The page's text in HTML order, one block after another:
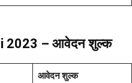
2023 – आवेदन शुल्क
आवेदन शुल्क